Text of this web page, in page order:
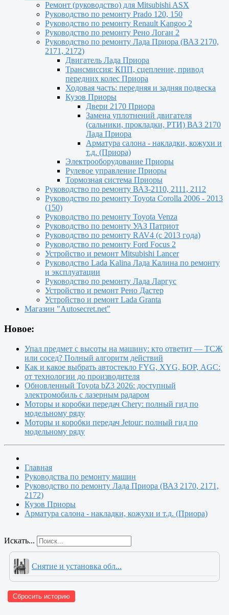
Ремонт (руководство) для Mitsubishi ASX
Руководство по ремонту Prado 120, 150
Руководство по ремонту Renault Kangoo 2
Руководство по ремонту Рено Логан 2
Руководство по ремонту Лада Приора (ВАЗ 2170,
2171, 2172)
Двигатель Лада Приора
Трансмиссия: КПП, сцепление, привод
передних колес Приора
Ходовая часть: передняя и задняя подвеска
Кузов Приоры
Двери 2170 Приора
Замена уплотнений двигателя
(сальники, прокладки, РТИ) ВАЗ 2170
Лада Приора
Арматура салона - накладки, кожухи и
т.д. (Приора)
Электрооборудование Приоры
Рулевое управление Приоры
Тормозная система Приоры
Руководство по ремонту ВАЗ-2110, 2111, 2112
Руководство по ремонту Toyota Сorolla 2006 - 2013
(150)
Руководство по ремонту Toyota Venza
Руководство по ремонту УАЗ Патриот
Руководство по ремонту RAV4 (с 2013 года)
Руководство по ремонту Ford Focus 2
Устройство и ремонт Mitsubishi Lancer
Руководство Lada Kalina Лада Калина по ремонту
и эксплуатации
Руководство по ремонту Лада Ларгус
Устройство и ремонт Рено Дастер
Устройство и ремонт Lada Granta
Магазин "Autosecret.net"
Новое:
Упал предмет с высоты на машину: кто ответит — ТСЖ
или сосед? Полный алгоритм действий
Как и какое выбрать автостекло FYG, XYG, БОР, AGC:
от технологии до производителя
Обновленный Toyota bZ3 2026: доступный
электромобиль с лазерным радаром
Моторы и коробки передач Chery: полный гид по
модельному ряду
Моторы и коробки передач Jetour: полный гид по
модельному ряду
Главная
Руководства по ремонту машин
Руководство по ремонту Лада Приора (ВАЗ 2170, 2171,
2172)
Кузов Приоры
Арматура салона - накладки, кожухи и т.д. (Приора)
Искать...
Снятие и установка обл...
Сбросить историю